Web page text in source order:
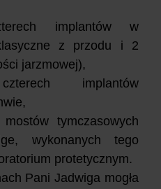
implantów w
z przodu i 2
jarzmowej),
implantów
tymczasowych
wykonanych tego
protetycznym.
Pani Jadwiga mogła